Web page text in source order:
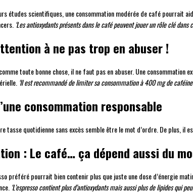
études scientifiques, une consommation modérée de café pourrait
‘Les antioxydants présents dans le café peuvent jouer un rôle clé dans
à ne pas trop en abuser !
toute bonne chose, il ne faut pas en abuser. Une
‘Il est recommandé de limiter sa consommation à 400 mg de
consommation responsable
tasse quotidienne sans excès semble être le mot d’ordre. De plus,
: Le café… ça dépend aussi du
préféré pourrait bien contenir plus que juste une dose d’énergie
‘L’espresso contient plus d’antioxydants mais aussi plus de lipides qui